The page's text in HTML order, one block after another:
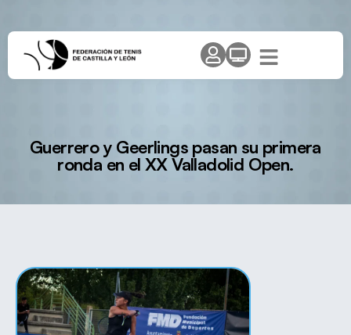
Guerrero y Geerlings pasan su primera
ronda en el XX Valladolid Open.